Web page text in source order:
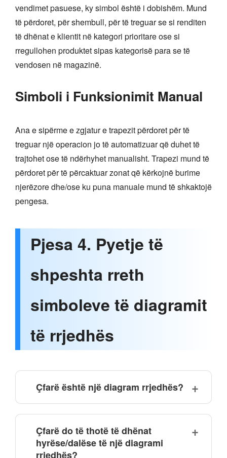
vendimet pasuese, ky simbol është i dobishëm. Mund
të përdoret, për shembull, për të treguar se si renditen
të dhënat e klientit në kategori prioritare ose si
rregullohen produktet sipas kategorisë para se të
vendosen në magazinë.
Simboli i Funksionimit Manual
Ana e sipërme e zgjatur e trapezit përdoret për të
treguar një operacion jo të automatizuar që duhet të
trajtohet ose të ndërhyhet manualisht. Trapezi mund të
përdoret për të përcaktuar zonat që kërkojnë burime
njerëzore dhe/ose ku puna manuale mund të shkaktojë
pengesa.
Pjesa 4. Pyetje të
shpeshta rreth
simboleve të diagramit
të rrjedhës
Çfarë është një diagram rrjedhës?
Çfarë do të thotë të dhënat
hyrëse/dalëse të një diagrami
rrjedhës?